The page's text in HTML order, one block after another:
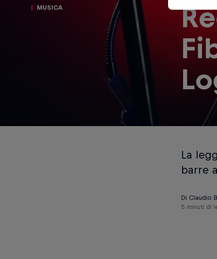
MUSICA
La
barre
Di Claudio
5 minuti di